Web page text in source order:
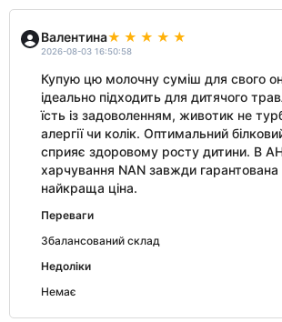
Валентина
2026-08-03 16:50:58
Купую цю молочну суміш для свого
ідеально підходить для дитячого
їсть із задоволенням, животик не
алергії чи колік. Оптимальний
сприяє здоровому росту дитини. В
харчування NAN завжди гарантована
найкраща ціна.
Переваги
Збалансований склад
Недоліки
Немає